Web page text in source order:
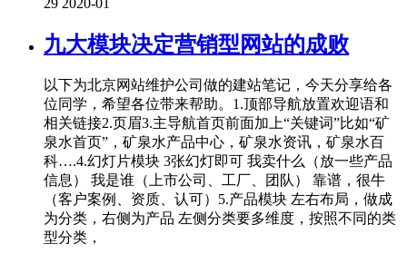
九大模块决定营销型网站的成败
以下为北京网站维护公司做的建站笔记，今天分享给各
位同学，希望各位带来帮助。1.顶部导航放置欢迎语和
相关链接2.页眉3.主导航首页前面加上“关键词”比如“矿
泉水首页”，矿泉水产品中心，矿泉水资讯，矿泉水百
科….4.幻灯片模块 3张幻灯即可 我卖什么（放一些产品
信息） 我是谁（上市公司、工厂、团队） 靠谱，很牛
（客户案例、资质、认可）5.产品模块 左右布局，做成
为分类，右侧为产品 左侧分类要多维度，按照不同的类
型分类，